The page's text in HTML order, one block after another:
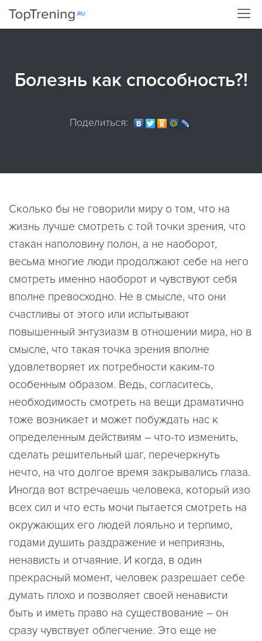
Болезнь как способность?!
Поделиться:
Сколько бы не говорили миру о том, что на
жизнь лучше смотреть с той точки зрения, что
стакан наполовину полон, а не наоборот,
весьма многие люди продолжают себе на него
смотреть именно наоборот и чувствуют себя
вполне превосходно. Не в смысле, что они
счастливы от этого или испытывают
повышенный энтузиазм в отношении мира, но в
смысле, что такая точка зрения вполне
удовлетворяет их потребности каким-то
особенным образом. Ведь, согласитесь,
необходимость смотреть на вещи драматично
тоже возникает и может побуждать нас к
определенным действиям – что-то изменить,
сделать решительный шаг, перечеркнуть
нечто, на что долгое время закрывались глаза.
Иногда вот встречаешь человека, который изо
всех сил и что есть мочи пытается смотреть на
окружающих его людей лояльно и терпимо,
годами душить раздражение и неприязнь,
ненависть и отчаяние. И когда, в один
прекрасный момент, человек разрешает себе
думать плохо и позволяет своей ненависти
быть и иметь право на существование – он
сразу чувствует облегчение. Это еще не